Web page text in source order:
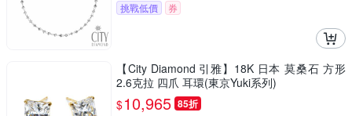
挑戰低價 券
【City Diamond 引雅】18K 日本 莫桑石 方形
2.6克拉 四爪 耳環(東京Yuki系列)
$10,965 85折